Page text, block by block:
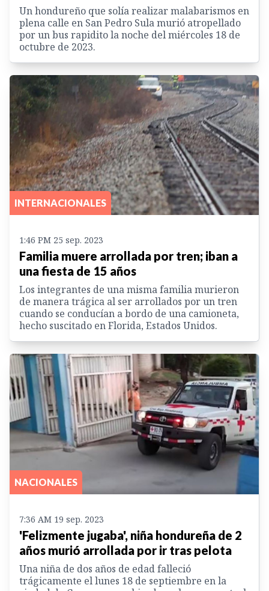
Un hondureño que solía realizar malabarismos en
plena calle en San Pedro Sula murió atropellado
por un bus rapidito la noche del miércoles 18 de
octubre de 2023.
INTERNACIONALES
1:46 PM 25 sep. 2023
Familia muere arrollada por tren; iban a
una fiesta de 15 años
Los integrantes de una misma familia murieron
de manera trágica al ser arrollados por un tren
cuando se conducían a bordo de una camioneta,
hecho suscitado en Florida, Estados Unidos.
NACIONALES
7:36 AM 19 sep. 2023
'Felizmente jugaba', niña hondureña de 2
años murió arrollada por ir tras pelota
Una niña de dos años de edad falleció
trágicamente el lunes 18 de septiembre en la